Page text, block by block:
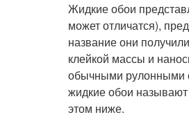
Жидкие обои
может отличатся),
название они
клейкой массы и
обычными рулонными
жидкие обои
этом ниже.